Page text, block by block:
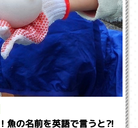
魚の名前を英語で言うと⁈